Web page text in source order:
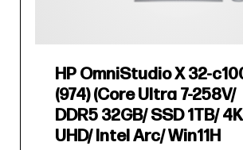
HP OmniStudio X 32-
(974) (Core Ultra 7-258V/
DDR5 32GB/ SSD 1TB/ 4K
UHD/ Intel Arc/ Win11H